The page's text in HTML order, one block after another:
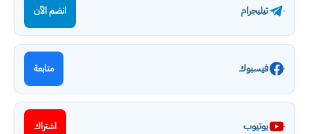
تيليجرام انضم الآن
فيسبوك
يوتيوب